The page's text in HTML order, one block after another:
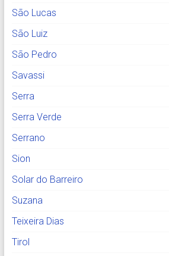
São Lucas
São Luiz
São Pedro
Savassi
Serra
Serra Verde
Serrano
Sion
Solar do Barreiro
Suzana
Teixeira Dias
Tirol